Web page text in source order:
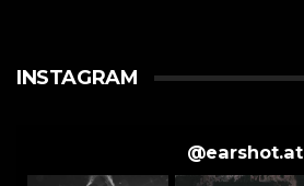
INSTAGRAM
@earshot.at